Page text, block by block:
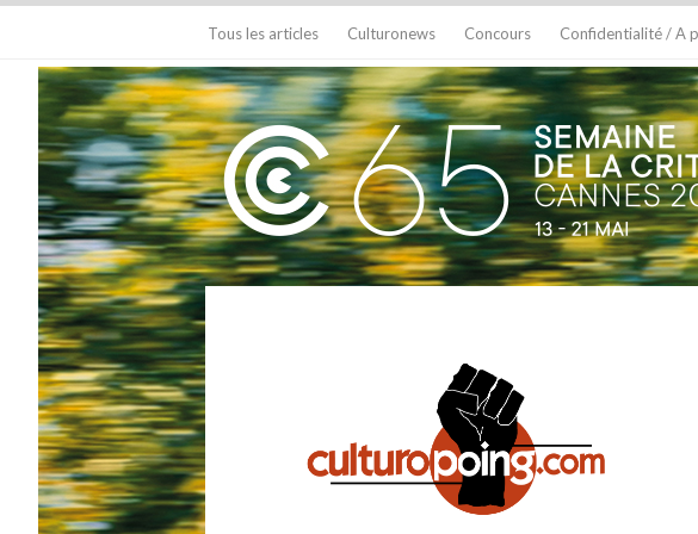
Tous les articles Culturonews Concours Confidentialité / A